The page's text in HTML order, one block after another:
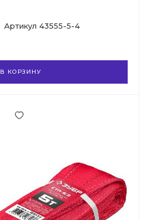
Артикул 43555-5-4
В КОРЗИНУ